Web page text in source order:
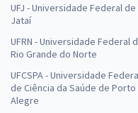
ou
UFJ - Universidade Federal de
Jataí
UFRN - Universidade Federal
Rio Grande do Norte
UFCSPA - Universidade
de Ciência da Saúde de Porto
Alegre